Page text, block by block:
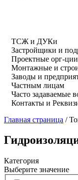
ТСЖ и ДУКи
Застройщики и
Проектные орг-ции
Монтажные и
Заводы и
Частным лицам
Часто задаваемые
Контакты и
Главная страница /
Категория
Выберите значение